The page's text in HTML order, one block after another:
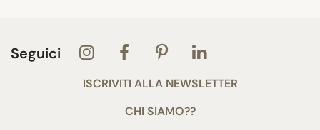
Seguici
ISCRIVITI ALLA NEWSLETTER
CHI SIAMO??